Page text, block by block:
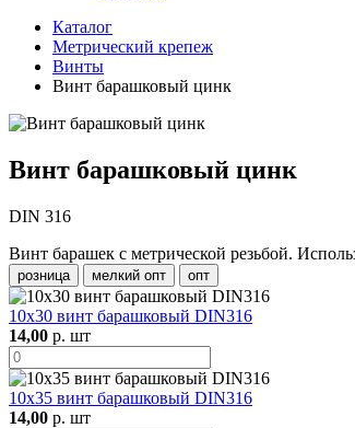
Каталог
Метрический крепеж
Винты
Винт барашковый цинк
Винт барашковый цинк
DIN 316
Винт барашек с метрической резьбой.
розница мелкий опт опт
10х30 винт барашковый DIN316
14,00 р. шт
10х35 винт барашковый DIN316
14,00 р. шт